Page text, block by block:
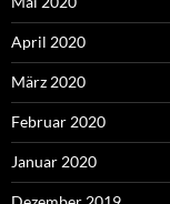
April 2020
März 2020
Februar 2020
Januar 2020